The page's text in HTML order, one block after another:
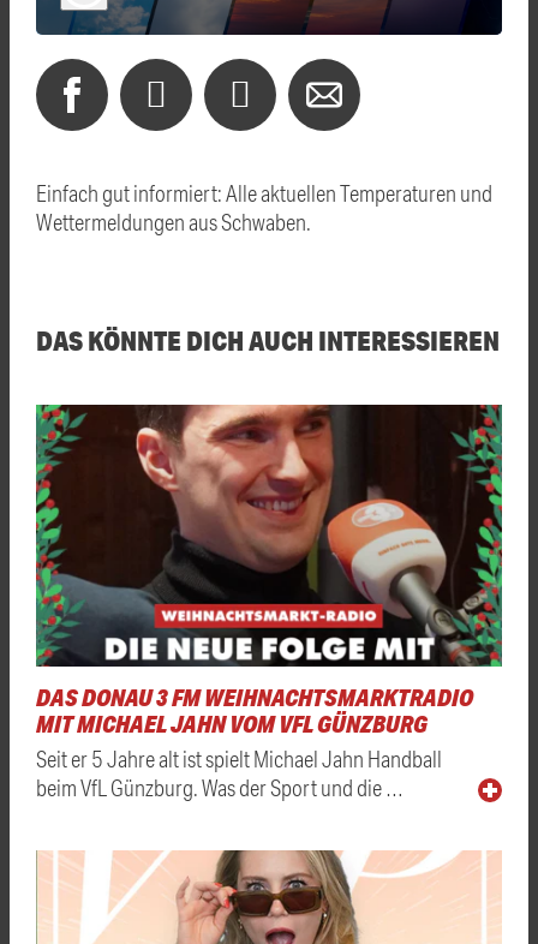
Einfach gut informiert: Alle aktuellen Temperaturen und
Wettermeldungen aus Schwaben.
DAS KÖNNTE DICH AUCH INTERESSIEREN
DAS DONAU 3 FM WEIHNACHTSMARKTRADIO
MIT MICHAEL JAHN VOM VFL GÜNZBURG
Seit er 5 Jahre alt ist spielt Michael Jahn Handball
beim VfL Günzburg. Was der Sport und die …